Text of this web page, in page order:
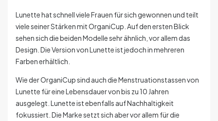
Lunette hat schnell viele Frauen für sich gewonnen und teilt
viele seiner Stärken mit OrganiCup. Auf den ersten Blick
sehen sich die beiden Modelle sehr ähnlich, vor allem das
Design. Die Version von Lunette ist jedoch in mehreren
Farben erhältlich.
Wie der OrganiCup sind auch die Menstruationstassen von
Lunette für eine Lebensdauer von bis zu 10 Jahren
ausgelegt. Lunette ist ebenfalls auf Nachhaltigkeit
fokussiert. Die Marke setzt sich aber vor allem für die